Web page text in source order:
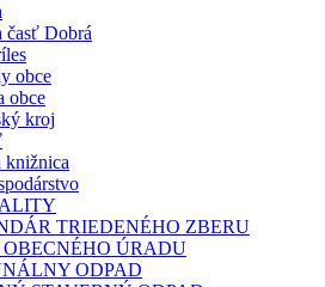
časť Dobrá
obce
obce
kroj
knižnica
TRIEDENÉHO ZBERU
ÚRADU
ODPAD